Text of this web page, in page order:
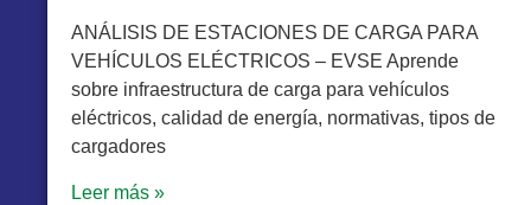
ANÁLISIS DE ESTACIONES DE CARGA PARA
VEHÍCULOS ELÉCTRICOS – EVSE Aprende
sobre infraestructura de carga para vehículos
eléctricos, calidad de energía, normativas, tipos de
cargadores
Leer más »